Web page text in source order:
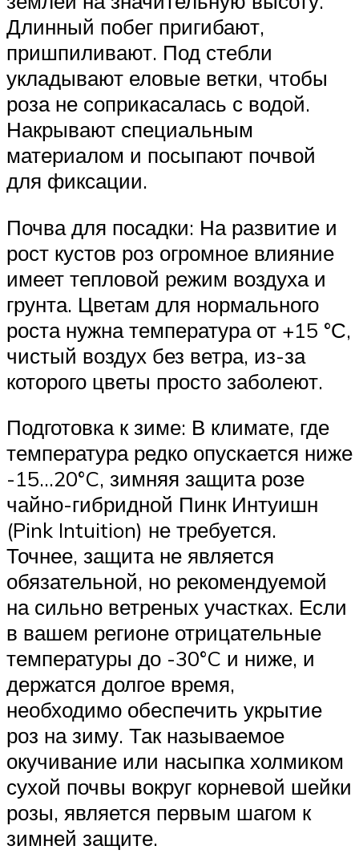
Длинный побег пригибают,
пришпиливают. Под стебли
укладывают еловые ветки, чтобы
роза не соприкасалась с водой.
Накрывают специальным
материалом и посыпают почвой
для фиксации.
Почва для посадки: На развитие и
рост кустов роз огромное влияние
имеет тепловой режим воздуха и
грунта. Цветам для нормального
роста нужна температура от +15 °С,
чистый воздух без ветра, из-за
которого цветы просто заболеют.
Подготовка к зиме: В климате, где
температура редко опускается ниже
-15…20°C, зимняя защита розе
чайно-гибридной Пинк Интуишн
(Pink Intuition) не требуется.
Точнее, защита не является
обязательной, но рекомендуемой
на сильно ветреных участках. Если
в вашем регионе отрицательные
температуры до -30°C и ниже, и
держатся долгое время,
необходимо обеспечить укрытие
роз на зиму. Так называемое
окучивание или насыпка холмиком
сухой почвы вокруг корневой шейки
розы, является первым шагом к
зимней защите.